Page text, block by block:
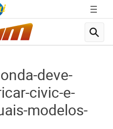
deve-
civic-e-
modelos-